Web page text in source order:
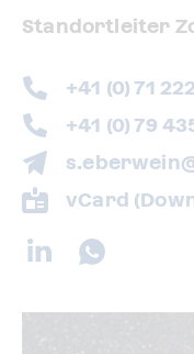
Standortleiter
+41 (0) 71
+41 (0) 79
vCard